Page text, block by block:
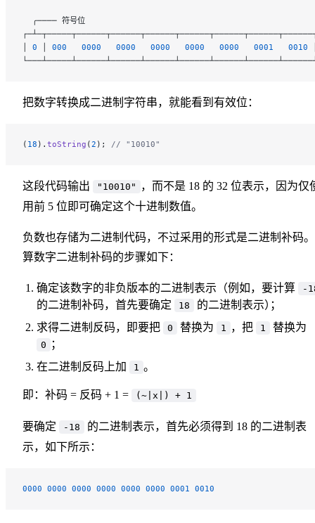
  ╭──── 符号位
0 000
   0000
   0000
   0000
   0000
   0000
   0001
   0010
把数字转换成二进制字符串，就能看到有效位：
( 18 ). toString (2 ); // "10010"
这段代码输出 "10010"
，而不是 18 的 32 位表示，因为仅
用前 5 位即可确定这个十进制数值。
负数也存储为二进制代码，不过采用的形式是二进制补码
算数字二进制补码的步骤如下：
确定该数字的非负版本的二进制表示（例如，要计算 -
的二进制补码，首先要确定 18 的二进制表示）；
求得二进制反码，即要把
0 替换为 1 ，把 1 替换为
0
；
在二进制反码上加
1 。
即：补码 = 反码 + 1 = (~|x|) + 1
要确定 -18
的二进制表示，首先必须得到 18 的二进制表
示，如下所示：
0000 0000 0000 0000 0000 0000 0001 0010